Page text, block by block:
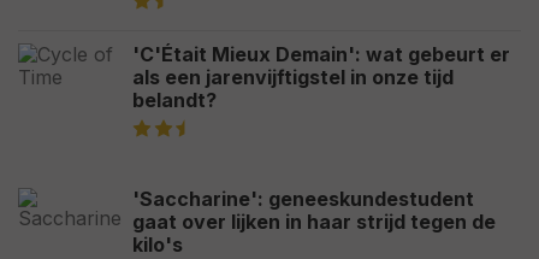
'C'Était Mieux Demain': wat gebeurt er
als een jarenvijftigstel in onze tijd
belandt?
'Saccharine': geneeskundestudent
gaat over lijken in haar strijd tegen de
kilo's